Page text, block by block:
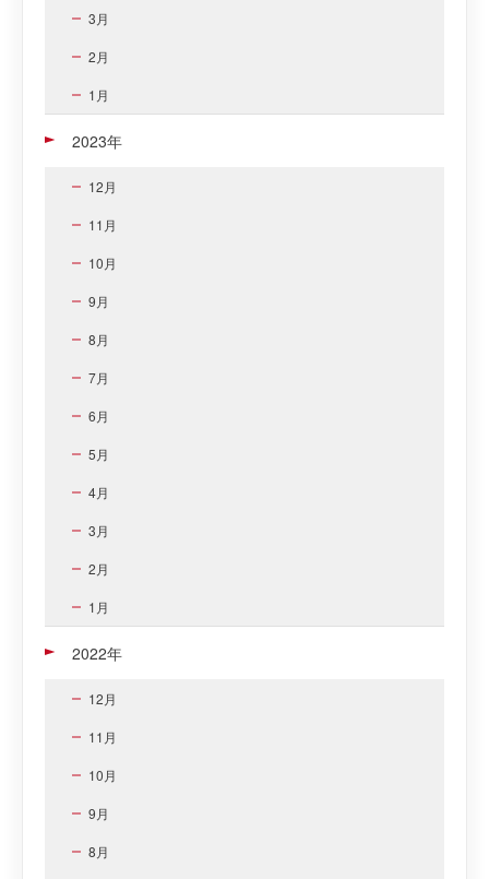
3月
2月
1月
2023年
12月
11月
10月
9月
8月
7月
6月
5月
4月
3月
2月
1月
2022年
12月
11月
10月
9月
8月